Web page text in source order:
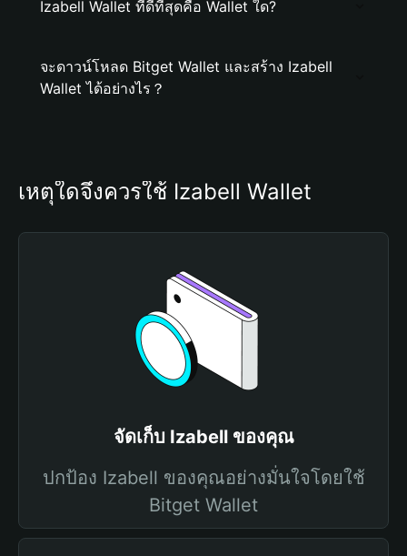
Izabell Wallet ที่ดีที่สุดคือ Wallet ใด?
จะดาวน์โหลด Bitget Wallet และสร้าง Izabell
Wallet ได้อย่างไร？
เหตุใดจึงควรใช้ Izabell Wallet
จัดเก็บ Izabell ของคุณ
ปกป้อง Izabell ของคุณอย่างมั่นใจโดยใช้
Bitget Wallet